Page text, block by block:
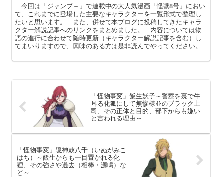
今回は「ジャンプ＋」で連載中の大人気漫画「怪獣8号」におい
て、これまでに登場した主要なキャラクターを一覧形式で整理し
たいと思います。 また、併せて本ブログに投稿してきたキャラ
クター解説記事へのリンクをまとめました。 内容については物
語の進行に合わせて随時更新（キャラクター解説記事を含む）し
てまいりますので、興味のある方は是非読んでやってください。
「怪物事変」飯生妖子～警察を裏で牛
耳る化狐にして無惨様並のブラック上
司、その正体と目的、部下からも嫌い
と言われる理由～
「怪物事変」隠神鼓八千（いぬがみこ
はち）～飯生からも一目置かれる化
狸、その強さや過去（相棒・源鳴）な
ど～